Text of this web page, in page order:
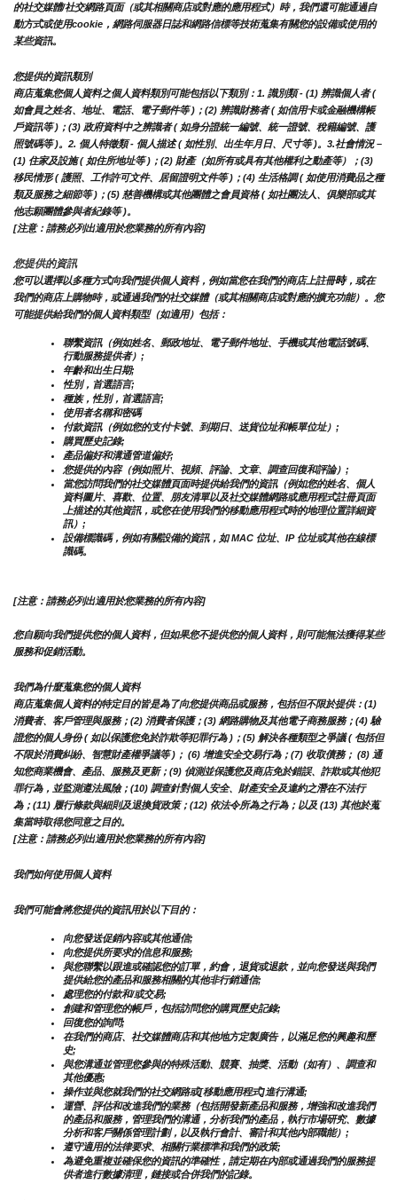
的社交媒體/社交網路頁面（或其相關商店或對應的應用程式）時，我們還可能通過自
動方式或使用cookie，網路伺服器日誌和網路信標等技術蒐集有關您的設備或使用的
某些資訊。
您提供的資訊類別
商店蒐集您個人資料之個人資料類別可能包括以下類別：1. 識別類 - (1) 辨識個人者 (
如會員之姓名、地址、電話、電子郵件等 )；(2) 辨識財務者 ( 如信用卡或金融機構帳
戶資訊等 )；(3) 政府資料中之辨識者 ( 如身分證統一編號、統一證號、稅籍編號、護
照號碼等 )。2. 個人特徵類 - 個人描述 ( 如性別、出生年月日、尺寸等 )。3.社會情況 –
(1) 住家及設施 ( 如住所地址等 )；(2) 財產（如所有或具有其他權利之動產等）；(3)
移民情形 ( 護照、工作許可文件、居留證明文件等 )；(4) 生活格調 ( 如使用消費品之種
類及服務之細節等 )；(5) 慈善機構或其他團體之會員資格 ( 如社團法人、俱樂部或其
他志願團體參與者紀錄等 )。
[注意：請務必列出適用於您業務的所有內容]
您提供的資訊
您可以選擇以多種方式向我們提供個人資料，例如當您在我們的商店上註冊時，或在
我們的商店上購物時，或通過我們的社交媒體（或其相關商店或對應的擴充功能）。您
可能提供給我們的個人資料類型（如適用）包括：
聯繫資訊（例如姓名、郵政地址、電子郵件地址、手機或其他電話號碼、
行動服務提供者）;
年齡和出生日期;
性別，首選語言;
種族，性別，首選語言;
使用者名稱和密碼
付款資訊（例如您的支付卡號、到期日、送貨位址和帳單位址）;
購買歷史記錄;
產品偏好和溝通管道偏好;
您提供的內容（例如照片、視頻、評論、文章、調查回復和評論）;
當您訪問我們的社交媒體頁面時提供給我們的資訊（例如您的姓名、個人
資料圖片、喜歡、位置、朋友清單以及社交媒體網路或應用程式註冊頁面
上描述的其他資訊，或您在使用我們的移動應用程式時的地理位置詳細資
訊）;
設備標識碼，例如有關設備的資訊，如 MAC 位址、IP 位址或其他在線標
識碼。
[注意：請務必列出適用於您業務的所有內容]
您自願向我們提供您的個人資料，但如果您不提供您的個人資料，則可能無法獲得某些
服務和促銷活動。
我們為什麼蒐集您的個人資料
商店蒐集個人資料的特定目的皆是為了向您提供商品或服務，包括但不限於提供：(1)
消費者、客戶管理與服務；(2) 消費者保護；(3) 網路購物及其他電子商務服務；(4) 驗
證您的個人身份 ( 如以保護您免於詐欺等犯罪行為 )；(5) 解決各種類型之爭議 ( 包括但
不限於消費糾紛、智慧財產權爭議等 )； (6) 增進安全交易行為；(7) 收取債務； (8) 通
知您商業機會、產品、服務及更新；(9) 偵測並保護您及商店免於錯誤、詐欺或其他犯
罪行為，並監測遵法風險；(10) 調查針對個人安全、財產安全及違約之潛在不法行
為；(11) 履行條款與細則及退換貨政策；(12) 依法令所為之行為；以及 (13) 其他於蒐
集當時取得您同意之目的。
[注意：請務必列出適用於您業務的所有內容]
我們如何使用個人資料
我們可能會將您提供的資訊用於以下目的：
向您發送促銷內容或其他通信;
向您提供所要求的信息和服務;
與您聯繫以跟進或確認您的訂單，約會，退貨或退款，並向您發送與我們
提供給您的產品和服務相關的其他非行銷通信;
處理您的付款和/或交易;
創建和管理您的帳戶，包括訪問您的購買歷史記錄;
回復您的詢問;
在我們的商店、社交媒體商店和其他地方定製廣告，以滿足您的興趣和歷
史;
與您溝通並管理您參與的特殊活動、競賽、抽獎、活動（如有）、調查和
其他優惠;
操作並與您就我們的社交網路或[移動應用程式]進行溝通;
運營、評估和改進我們的業務（包括開發新產品和服務，增強和改進我們
的產品和服務，管理我們的溝通，分析我們的產品，執行市場研究、數據
分析和客戶關係管理計劃，以及執行會計、審計和其他內部職能）;
遵守適用的法律要求、相關行業標準和我們的政策;
為避免重複並確保您的資訊的準確性，請定期在內部或通過我們的服務提
供者進行數據清理，鏈接或合併我們的記錄。